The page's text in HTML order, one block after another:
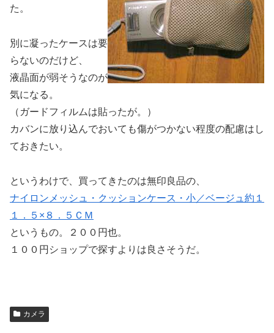
た。
別に凝ったケースは要
らないのだけど、
液晶面が弱そうなのが
気になる。
（ガードフィルムは貼ったが。）
カバンに放り込んでおいても傷がつかない程度の配慮はし
ておきたい。
というわけで、買ってきたのは無印良品の、
ナイロンメッシュ・クッションケース・小／ベージュ約１
１．５×８．５ＣＭ
というもの。２００円也。
１００円ショップで探すよりは良さそうだ。
カメラ